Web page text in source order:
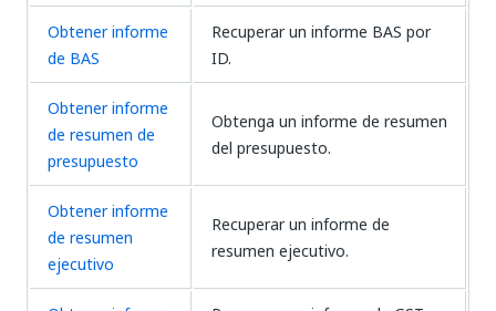
Obtener informe
de BAS
Recuperar un informe BAS por
ID.
Obtener informe
de resumen de
presupuesto
Obtenga un informe de resumen
del presupuesto.
Obtener informe
de resumen
ejecutivo
Recuperar un informe de
resumen ejecutivo.